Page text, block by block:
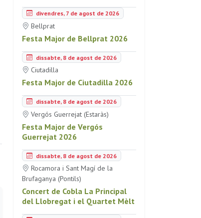
divendres, 7 de agost de 2026
Bellprat
Festa Major de Bellprat 2026
dissabte, 8 de agost de 2026
Ciutadilla
Festa Major de Ciutadilla 2026
dissabte, 8 de agost de 2026
Vergós Guerrejat (Estaràs)
Festa Major de Vergós
Guerrejat 2026
dissabte, 8 de agost de 2026
Rocamora i Sant Magí de la
Brufaganya (Pontils)
Concert de Cobla La Principal
del Llobregat i el Quartet Mèlt